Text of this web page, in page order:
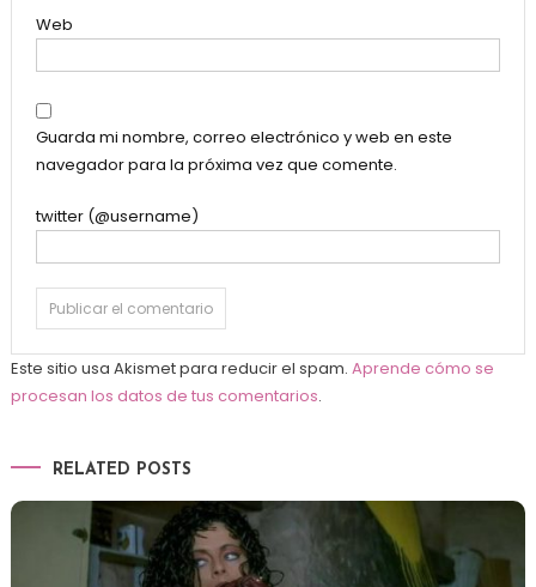
Web
Guarda mi nombre, correo electrónico y web en este
navegador para la próxima vez que comente.
twitter (@username)
Este sitio usa Akismet para reducir el spam. Aprende cómo se
procesan los datos de tus comentarios.
RELATED POSTS